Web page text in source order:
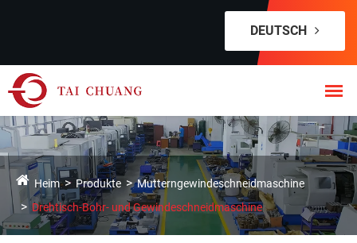
DEUTSCH
Heim Produkte
Mutterngewindeschneidmaschine
Drehtisch-Bohr- und Gewindeschneidmaschine